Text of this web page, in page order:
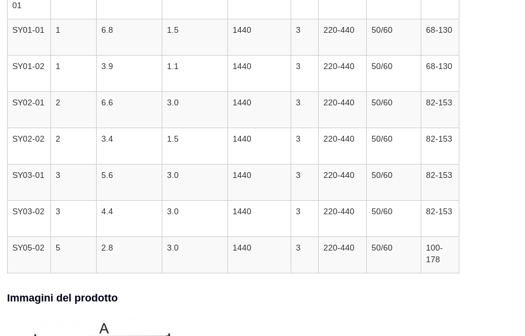
01
SY01-01 1 6.8 1.5 1440 3 220-440 50/60 68-130
SY01-02 1 3.9 1.1 1440 3 220-440 50/60 68-130
SY02-01 2 6.6 3.0 1440 3 220-440 50/60 82-153
SY02-02 2 3.4 1.5 1440 3 220-440 50/60 82-153
SY03-01 3 5.6 3.0 1440 3 220-440 50/60 82-153
SY03-02 3 4.4 3.0 1440 3 220-440 50/60 82-153
SY05-02 5 2.8 3.0 1440 3 220-440 50/60
100-
178
Immagini del prodotto